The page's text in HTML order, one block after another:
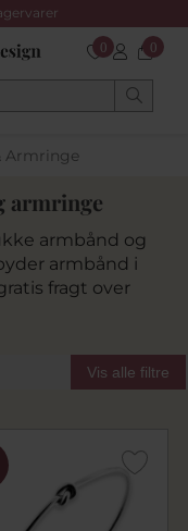
0 0
Armringe
armringe
armbånd og
armbånd i
fragt over
Vis alle filtre